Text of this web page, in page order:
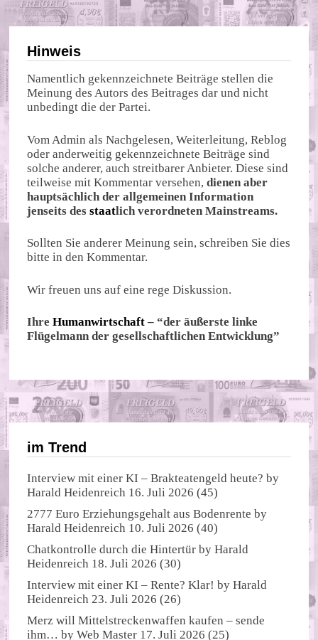
Hinweis
Namentlich gekennzeichnete Beiträge stellen die
Meinung des Autors des Beitrages dar und nicht
unbedingt die der Partei.
Vom Admin als Nachgelesen, Weiterleitung, Reblog
oder anderweitig gekennzeichnete Beiträge sind
solche anderer, auch streitbarer Anbieter. Diese sind
teilweise mit Kommentar versehen,dienen aber
hauptsächlich der allgemeinen Information
jenseits desstaatlich verordneten Mainstreams.
Sollten Sie anderer Meinung sein, schreiben Sie dies
bitte in den Kommentar.
Wir freuen uns auf eine rege Diskussion.
IhreHumanwirtschaft – “der äußerste linke
Flügelmann der gesellschaftlichen Entwicklung”
im Trend
Interview mit einer KI – Brakteatengeld heute? by
Harald Heidenreich 16. Juli 2026 (45)
2777 Euro Erziehungsgehalt aus Bodenrente by
Harald Heidenreich 10. Juli 2026 (40)
Chatkontrolle durch die Hintertür byHarald
Heidenreich 18. Juli 2026 (30)
Interview mit einer KI – Rente? Klar! byHarald
Heidenreich 23. Juli 2026 (26)
Merz will Mittelstreckenwaffen kaufen – sende
ihm… byWeb Master 17. Juli 2026 (25)